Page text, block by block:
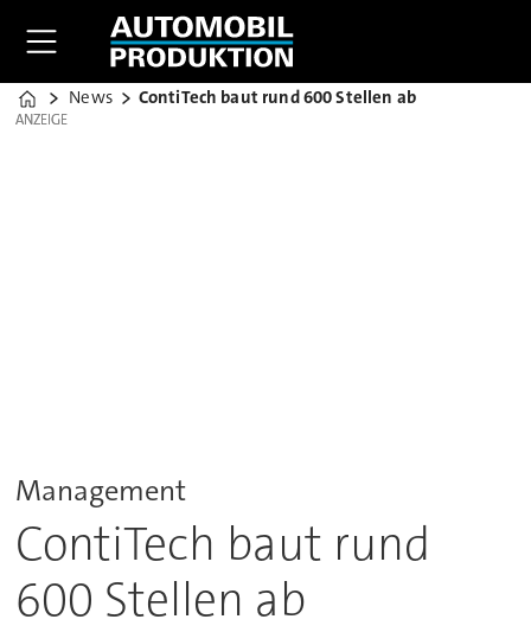
Home
News ContiTech baut rund 600 Stellen ab
ANZEIGE
ANZEIGE
Management
ContiTech baut rund
600 Stellen ab